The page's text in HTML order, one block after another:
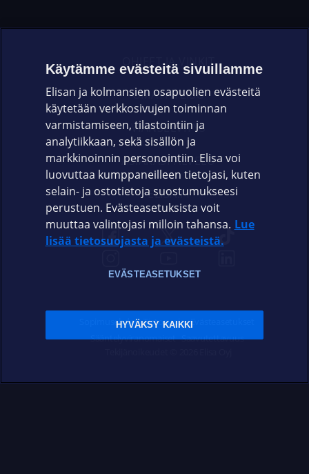
OHJEET JA VINKIT
OMAYHTEISÖ
VIANSELVITYS
ASIAKASPALVELU
ELISA.FI
Sopimusehdot Tietosuoja Evästeasetukset
Sääntelyviranomaiset Saavutettavuus
Käytämme evästeitä sivuillamme
Elisan ja kolmansien osapuolien evästeitä
käytetään verkkosivujen toiminnan
varmistamiseen, tilastointiin ja
analytiikkaan, sekä sisällön ja
markkinoinnin personointiin. Elisa voi
luovuttaa kumppaneilleen tietojasi, kuten
selain- ja ostotietoja suostumukseesi
perustuen. Evästeasetuksista voit
muuttaa valintojasi milloin tahansa. Lue
lisää tietosuojasta ja evästeistä.
EVÄSTEASETUKSET
HYVÄKSY KAIKKI